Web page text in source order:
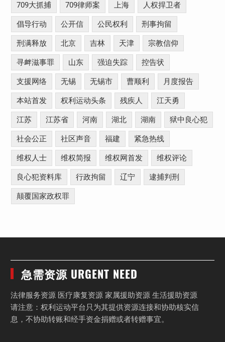
709大抓捕 709律师案 上海 人权捍卫者
倡导行动 公开信 公民权利 刑事拘留
刑满释放 北京 吉林 天津 宗教信仰
寻衅滋事罪 山东 强迫失踪 控告状
支援网络 无锡 无锡市 曹顺利 月度报告
本站首发 权利运动头条 残疾人 江天勇
江苏 江苏省 河南 湖北 湖南 狱中良心犯
社会公正 社区声音 福建 紧急热线
维权人士 维权简报 维权网首发 维权评论
良心犯资料库 行政拘留 辽宁 逮捕判刑
颠覆国家政权罪
急需资源 URGENT NEED
法律服务资源 医疗康复资源 家属援助资源 生活援助资源
请注意：权利运动平台只为其提供资源连接和协助核实信
息，不协助转账和经手资金捐赠或者转赠事宜。